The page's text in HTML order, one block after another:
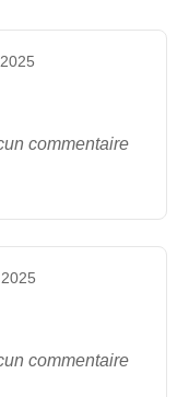
commentaire
commentaire